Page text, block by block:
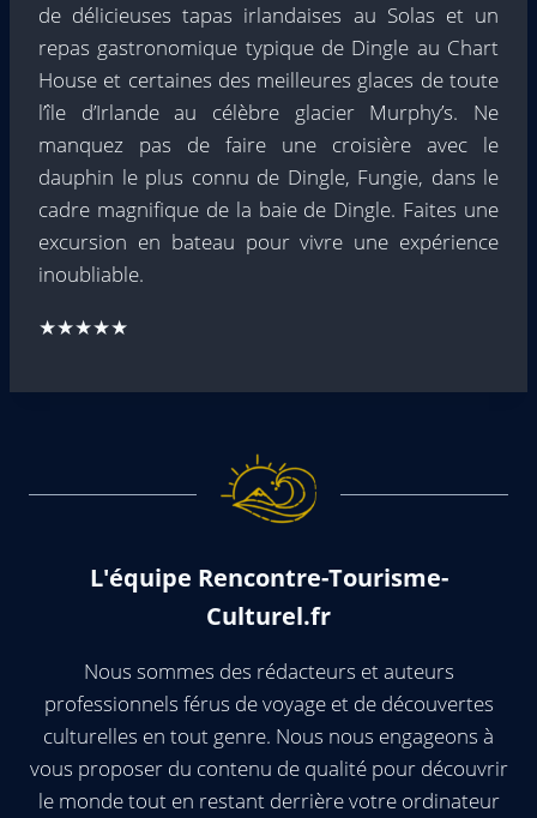
de délicieuses tapas irlandaises au Solas et un
repas gastronomique typique de Dingle au Chart
House et certaines des meilleures glaces de toute
l’île d’Irlande au célèbre glacier Murphy’s. Ne
manquez pas de faire une croisière avec le
dauphin le plus connu de Dingle, Fungie, dans le
cadre magnifique de la baie de Dingle. Faites une
excursion en bateau pour vivre une expérience
inoubliable.
★★★★★
L'équipe Rencontre-Tourisme-
Culturel.fr
Nous sommes des rédacteurs et auteurs
professionnels férus de voyage et de découvertes
culturelles en tout genre. Nous nous engageons à
vous proposer du contenu de qualité pour découvrir
le monde tout en restant derrière votre ordinateur